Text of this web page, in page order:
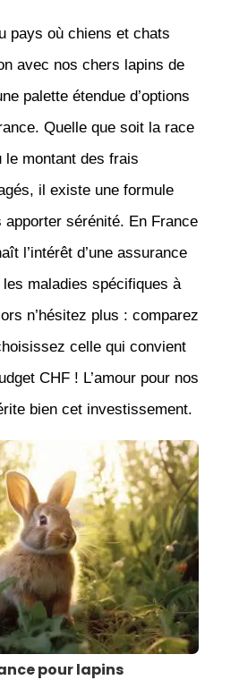
pays où chiens et chats
avec nos chers lapins de
palette étendue d’options
Quelle que soit la race
le montant des frais
il existe une formule
apporter sérénité. En France
l’intérêt d’une assurance
maladies spécifiques à
n’hésitez plus : comparez
celle qui convient
CHF ! L’amour pour nos
bien cet investissement.
pour lapins